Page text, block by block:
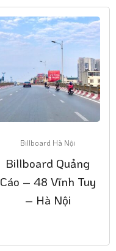
Billboard Hà Nội
Billboard Quảng
Cáo – 48 Vĩnh Tuy
– Hà Nội